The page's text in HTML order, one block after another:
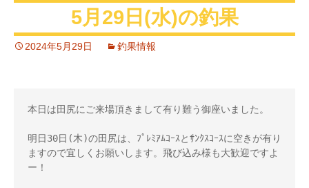
5月29日(水)の釣果
2024年5月29日 釣果情報
本日は田尻にご来場頂きまして有り難う御座いました。
明日30日(木)の田尻は、ﾌﾟﾚﾐｱﾑｺｰｽとｻﾝｸｽｺｰｽに空きが有り
ますので宜しくお願いします。飛び込み様も大歓迎ですよ
ー！